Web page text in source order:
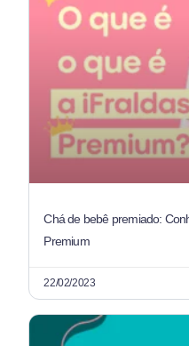
Chá de bebê premiado:
Premium
22/02/2023